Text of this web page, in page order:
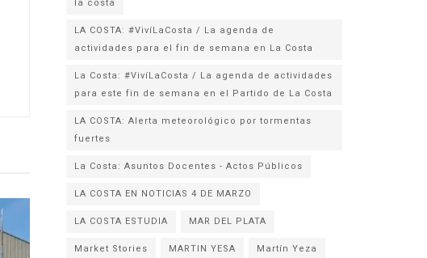
la costa
LA COSTA: #VivíLaCosta / La agenda de
actividades para el fin de semana en La Costa
La Costa: #VivíLaCosta / La agenda de actividades
para este fin de semana en el Partido de La Costa
LA COSTA: Alerta meteorológico por tormentas
fuertes
La Costa: Asuntos Docentes - Actos Públicos
LA COSTA EN NOTICIAS 4 DE MARZO
LA COSTA ESTUDIA
MAR DEL PLATA
Market Stories
MARTIN YESA
Martín Yeza